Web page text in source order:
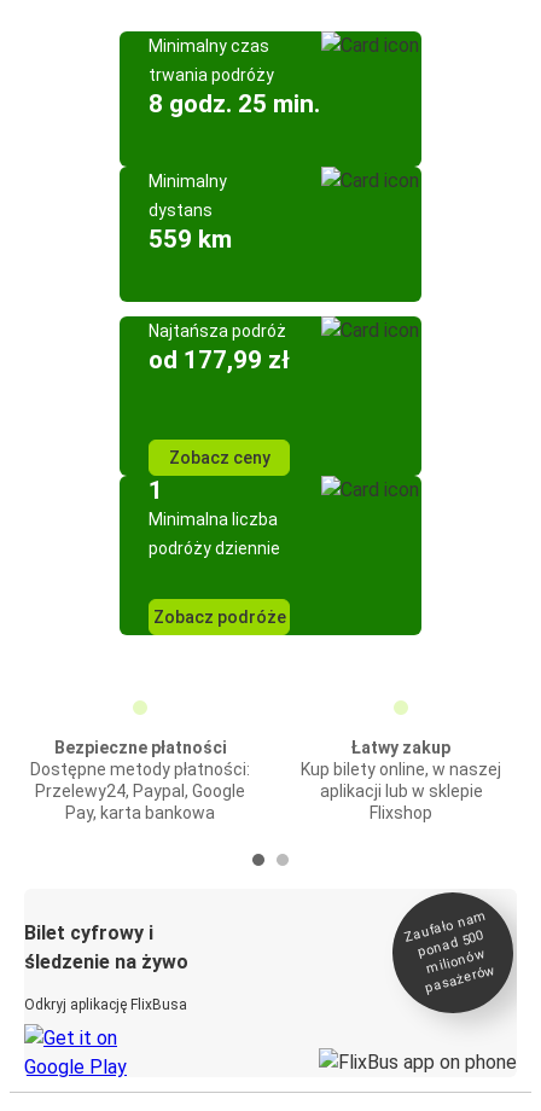
Minimalny czas
trwania podróży
8 godz. 25 min.
Minimalny
dystans
559 km
Najtańsza podróż
od 177,99 zł
Zobacz ceny
1
Minimalna liczba
podróży dziennie
Zobacz podróże
Bezpieczne płatności
Dostępne metody płatności:
Przelewy24, Paypal, Google
Pay, karta bankowa
Łatwy zakup
Kup bilety online, w naszej
aplikacji lub w sklepie
Flixshop
Bilet cyfrowy i
śledzenie na żywo
Odkryj aplikację FlixBusa
Zaufało na
m
ponad 500
milionó
w
pasażeró
w